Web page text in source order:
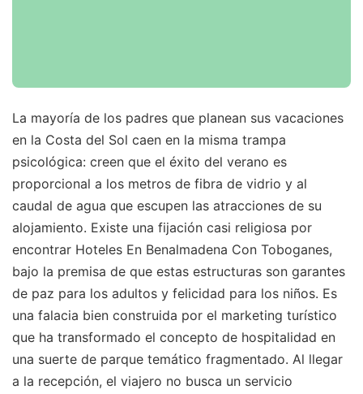
La mayoría de los padres que planean sus vacaciones
en la Costa del Sol caen en la misma trampa
psicológica: creen que el éxito del verano es
proporcional a los metros de fibra de vidrio y al
caudal de agua que escupen las atracciones de su
alojamiento. Existe una fijación casi religiosa por
encontrar Hoteles En Benalmadena Con Toboganes,
bajo la premisa de que estas estructuras son garantes
de paz para los adultos y felicidad para los niños. Es
una falacia bien construida por el marketing turístico
que ha transformado el concepto de hospitalidad en
una suerte de parque temático fragmentado. Al llegar
a la recepción, el viajero no busca un servicio